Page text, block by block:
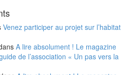
Venez participer au projet sur l’habitat
A lire absolument ! Le magazine
de l’association « Un pas vers la